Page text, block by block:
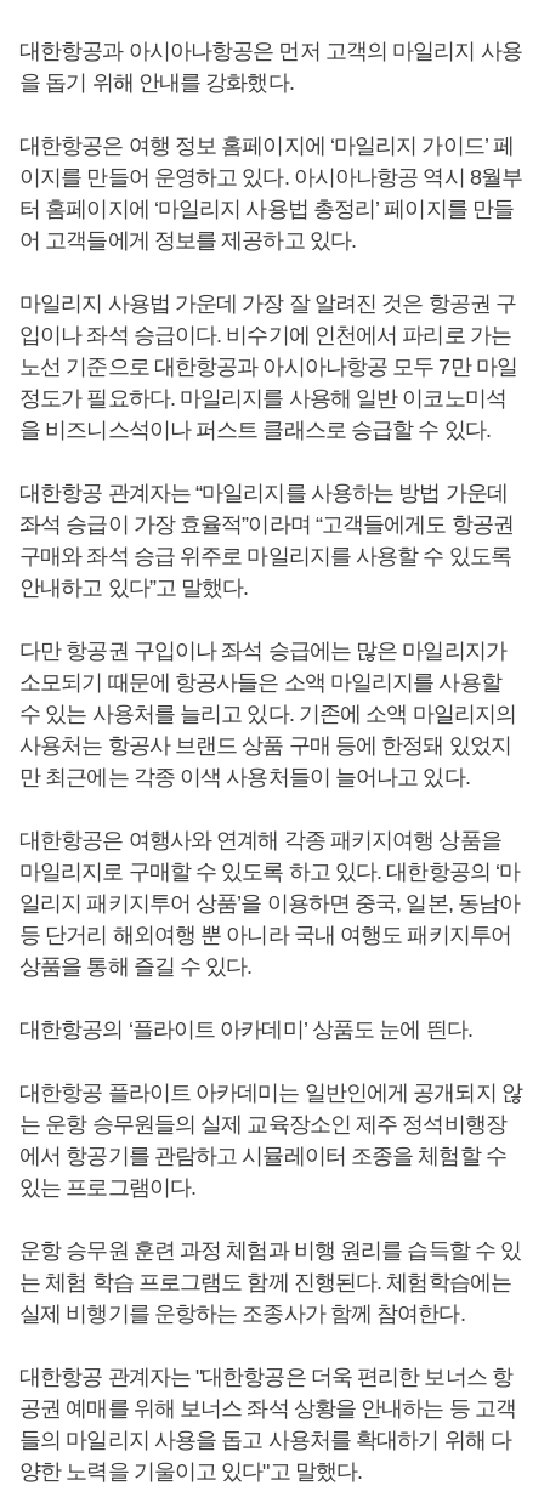
대한항공과 아시아나항공은 먼저 고객의 마일리지 사용
을 돕기 위해 안내를 강화했다.
대한항공은 여행 정보 홈페이지에 ‘마일리지 가이드’ 페
이지를 만들어 운영하고 있다. 아시아나항공 역시 8월부
터 홈페이지에 ‘마일리지 사용법 총정리’ 페이지를 만들
어 고객들에게 정보를 제공하고 있다.
마일리지 사용법 가운데 가장 잘 알려진 것은 항공권 구
입이나 좌석 승급이다. 비수기에 인천에서 파리로 가는
노선 기준으로 대한항공과 아시아나항공 모두 7만 마일
정도가 필요하다. 마일리지를 사용해 일반 이코노미석
을 비즈니스석이나 퍼스트 클래스로 승급할 수 있다.
대한항공 관계자는 “마일리지를 사용하는 방법 가운데
좌석 승급이 가장 효율적”이라며 “고객들에게도 항공권
구매와 좌석 승급 위주로 마일리지를 사용할 수 있도록
안내하고 있다”고 말했다.
다만 항공권 구입이나 좌석 승급에는 많은 마일리지가
소모되기 때문에 항공사들은 소액 마일리지를 사용할
수 있는 사용처를 늘리고 있다. 기존에 소액 마일리지의
사용처는 항공사 브랜드 상품 구매 등에 한정돼 있었지
만 최근에는 각종 이색 사용처들이 늘어나고 있다.
대한항공은 여행사와 연계해 각종 패키지여행 상품을
마일리지로 구매할 수 있도록 하고 있다. 대한항공의 ‘마
일리지 패키지투어 상품’을 이용하면 중국, 일본, 동남아
등 단거리 해외여행 뿐 아니라 국내 여행도 패키지투어
상품을 통해 즐길 수 있다.
대한항공의 ‘플라이트 아카데미’ 상품도 눈에 띈다.
대한항공 플라이트 아카데미는 일반인에게 공개되지 않
는 운항 승무원들의 실제 교육장소인 제주 정석비행장
에서 항공기를 관람하고 시뮬레이터 조종을 체험할 수
있는 프로그램이다.
운항 승무원 훈련 과정 체험과 비행 원리를 습득할 수 있
는 체험 학습 프로그램도 함께 진행된다. 체험학습에는
실제 비행기를 운항하는 조종사가 함께 참여한다.
대한항공 관계자는 "대한항공은 더욱 편리한 보너스 항
공권 예매를 위해 보너스 좌석 상황을 안내하는 등 고객
들의 마일리지 사용을 돕고 사용처를 확대하기 위해 다
양한 노력을 기울이고 있다"고 말했다.